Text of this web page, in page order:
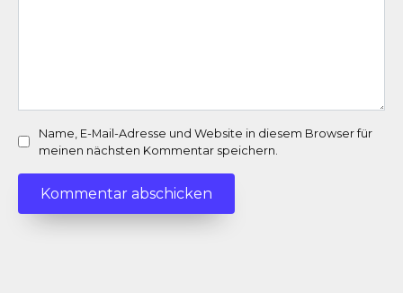
Name, E-Mail-Adresse und Website in diesem Browser für
meinen nächsten Kommentar speichern.